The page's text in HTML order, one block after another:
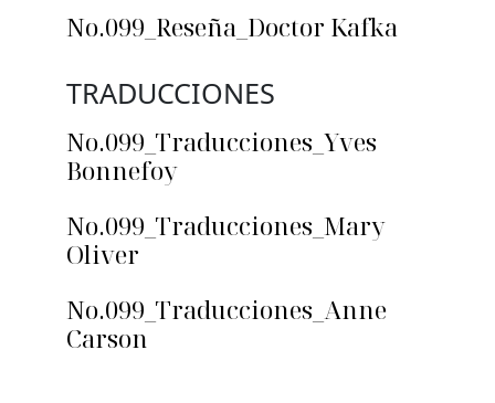
No.099_Reseña_Doctor Kafka
TRADUCCIONES
No.099_Traducciones_Yves
Bonnefoy
No.099_Traducciones_Mary
Oliver
No.099_Traducciones_Anne
Carson